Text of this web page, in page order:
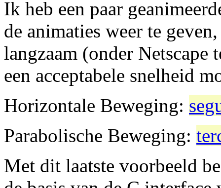
Ik heb een paar
de animaties weer te
langzaam (onder Netscape
een acceptabele snelheid
Horizontale Beweging:
Parabolische Beweging:
Met dit laatste voorbeeld